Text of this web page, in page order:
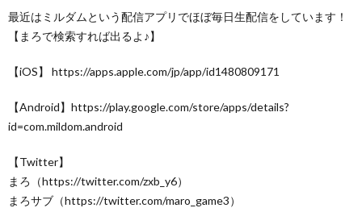
最近はミルダムという配信アプリでほぼ毎日生配信をしています！
【まろで検索すれば出るよ♪】
【iOS】 https://apps.apple.com/jp/app/id1480809171
【Android】https://play.google.com/store/apps/details?
id=com.mildom.android
【Twitter】
まろ（https://twitter.com/zxb_y6）
まろサブ（https://twitter.com/maro_game3）